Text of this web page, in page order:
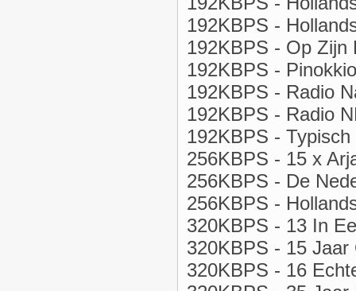
192KBPS -
192KBPS - Op Zijn
192KBPS -
192KBPS - Radio
192KBPS - Radio
192KBPS - Typisch
256KBPS - 15 x
256KBPS - De
256KBPS -
320KBPS - 13 In
320KBPS - 15 Jaar
320KBPS - 16